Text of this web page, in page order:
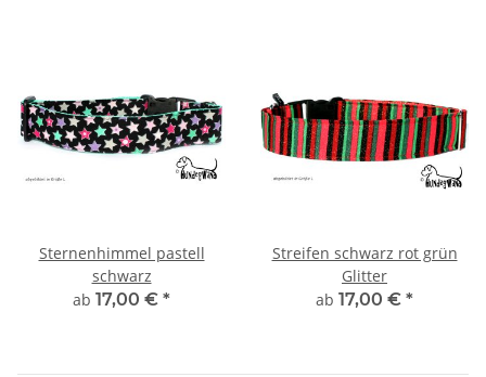
Sternenhimmel pastell
schwarz
ab 17,00 € *
Streifen schwarz rot grün
Glitter
ab 17,00 € *